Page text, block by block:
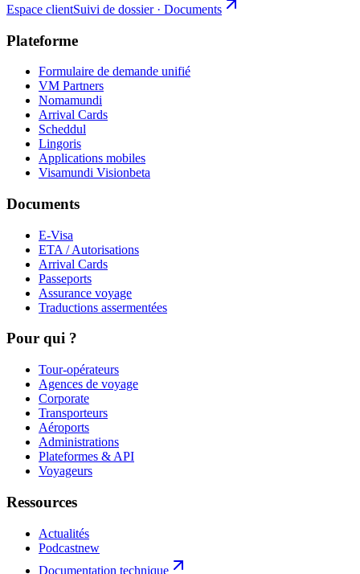
Espace clientSuivi de dossier · Documents
Plateforme
Formulaire de demande unifié
VM Partners
Nomamundi
Arrival Cards
Scheddul
Lingoris
Applications mobiles
Visamundi Visionbeta
Documents
E-Visa
ETA / Autorisations
Arrival Cards
Passeports
Assurance voyage
Traductions assermentées
Pour qui ?
Tour-opérateurs
Agences de voyage
Corporate
Transporteurs
Aéroports
Administrations
Plateformes & API
Voyageurs
Ressources
Actualités
Podcastnew
Documentation technique